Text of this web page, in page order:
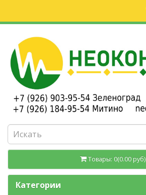
Товары: 0(0.00 руб)
Категории